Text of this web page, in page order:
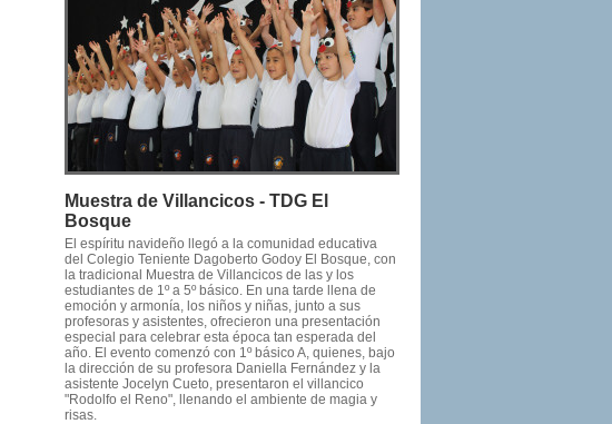
Muestra de Villancicos - TDG El
Bosque
El espíritu navideño llegó a la comunidad educativa
del Colegio Teniente Dagoberto Godoy El Bosque, con
la tradicional Muestra de Villancicos de las y los
estudiantes de 1º a 5º básico. En una tarde llena de
emoción y armonía, los niños y niñas, junto a sus
profesoras y asistentes, ofrecieron una presentación
especial para celebrar esta época tan esperada del
año. El evento comenzó con 1º básico A, quienes, bajo
la dirección de su profesora Daniella Fernández y la
asistente Jocelyn Cueto, presentaron el villancico
"Rodolfo el Reno", llenando el ambiente de magia y
risas.